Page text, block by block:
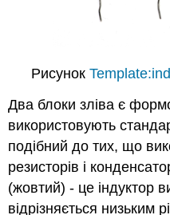
Рисунок
Два блоки зліва є
використовують
подібний до тих, що
резисторів і
(жовтий) - це індуктор
відрізняється низьким